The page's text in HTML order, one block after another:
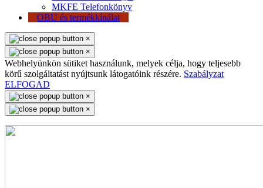
MKFE Telefonkönyv
OBU és termékkínálat
×
×
Webhelyünkön sütiket használunk, melyek célja, hogy teljesebb
körű szolgáltatást nyújtsunk látogatóink részére. Szabályzat
ELFOGAD
×
×